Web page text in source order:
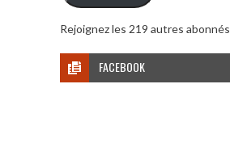
Rejoignez les 219 autres abonnés
FACEBOOK